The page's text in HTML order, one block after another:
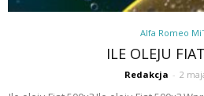
Alfa Romeo
ILE OLEJU
Redakcja - 2